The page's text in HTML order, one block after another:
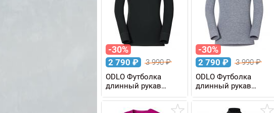
-30%
2 790 ₽ 3 990₽
ODLO Футболка
длинный рукав
ACTIVE WARM KIDS
детская
-30%
2 790 ₽ 3 990₽
ODLO Футболка
длинный рукав
ACTIVE WARM KIDS
детская